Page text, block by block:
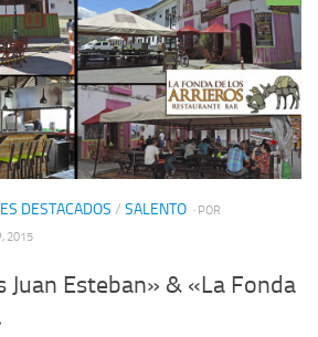
DESTACADOS / SALENTO · POR
2015
Juan Esteban» & «La Fonda